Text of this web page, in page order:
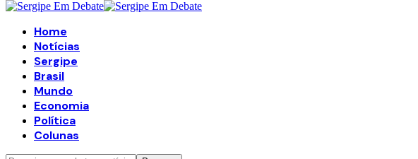
Home
Notícias
Sergipe
Brasil
Mundo
Economia
Política
Colunas